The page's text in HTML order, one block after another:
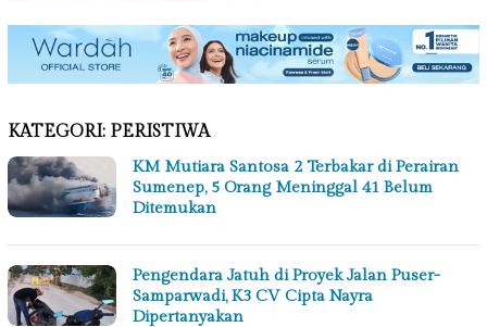
KATEGORI: PERISTIWA
KM Mutiara Santosa 2 Terbakar di Perairan
Sumenep, 5 Orang Meninggal 41 Belum
Ditemukan
Pengendara Jatuh di Proyek Jalan Puser-
Samparwadi, K3 CV Cipta Nayra
Dipertanyakan